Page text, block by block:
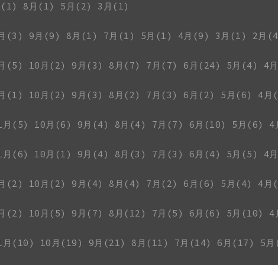
(1) 8月(1) 5月(2)
3月(1)
(3) 9月(9) 8月(1) 7月(1) 5月(1) 4月(9) 3月(1) 2月
(5) 10月(2) 9月(3) 8月(7) 7月(7) 6月(24) 5月(4) 4
(1) 10月(2) 9月(3) 8月(2) 7月(3) 6月(2) 5月(6) 4月
月(5) 10月(6) 9月(4) 8月(4) 7月(7) 6月(10) 5月(6) 4
月(6) 10月(1) 9月(4) 8月(3) 7月(3) 6月(4) 5月(5) 4
(2) 10月(2) 9月(4) 8月(4) 7月(2) 6月(6) 5月(4) 4月
(2) 10月(5) 9月(7) 8月(12) 7月(5) 6月(6) 5月(10) 4
月(10) 10月(19) 9月(21) 8月(11) 7月(14) 6月(17) 5